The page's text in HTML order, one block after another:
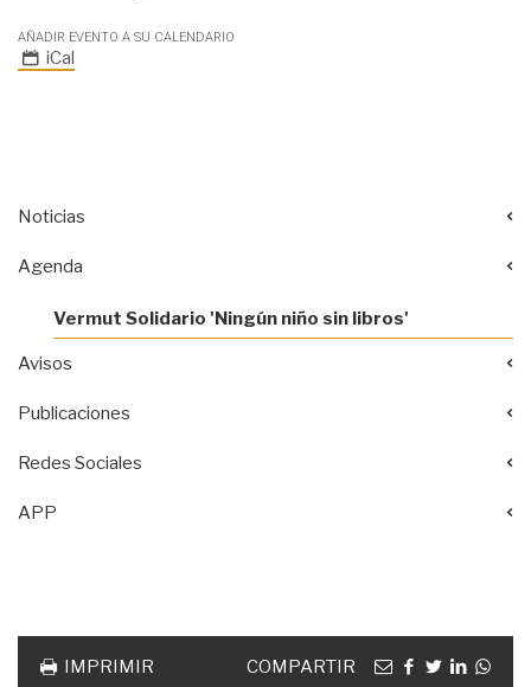
AÑADIR EVENTO A SU CALENDARIO
iCal
Noticias
Agenda
Vermut Solidario 'Ningún niño sin libros'
Avisos
Publicaciones
Redes Sociales
APP
IMPRIMIR COMPARTIR Emailfacebook
twitterlinkedin